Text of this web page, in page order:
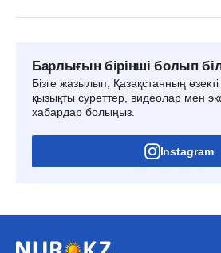
Барлығын бірінші болып
Бізге жазылып, Қазақстанның
қызықты суреттер, видеолар мен
хабардар болыңыз.
Instagram